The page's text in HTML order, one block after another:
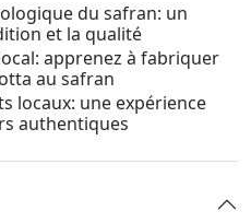
du safran: un
et la qualité
apprenez à fabriquer
au safran
locaux: une expérience
authentiques